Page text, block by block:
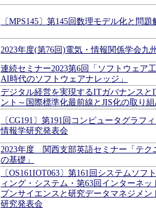
〔MPS145〕第145回数理モデル化と問
2023年度(第76回)電気・情報関係学会九
連続セミナー2023第6回「ソフトウェア
AI時代のソフトウェアナレッジ」
デジタル経営を実現するITガバナンスと
ント～国際標準化最前線とJIS化の取り
〔CG191〕第191回コンピュータグラフ
情報学研究発表会
2023年度 関西支部英語セミナー「テク
の基礎」
〔OS161IOT063〕第161回システムソフ
ィング・システム・第63回インターネ
プンサイエンスと研究データマネジメン
研究発表会